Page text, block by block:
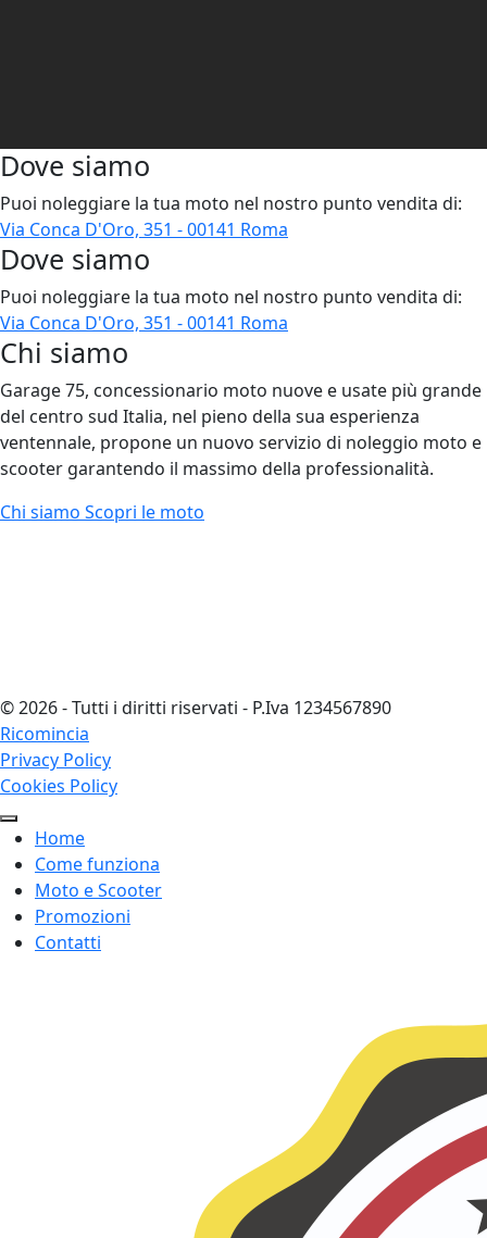
Dove siamo
Puoi noleggiare la tua moto nel nostro punto vendita di:
Via Conca D'Oro, 351 - 00141 Roma
Dove siamo
Puoi noleggiare la tua moto nel nostro punto vendita di:
Via Conca D'Oro, 351 - 00141 Roma
Chi siamo
Garage 75, concessionario moto nuove e usate più grande
del centro sud Italia, nel pieno della sua esperienza
ventennale, propone un nuovo servizio di noleggio moto e
scooter garantendo il massimo della professionalità.
Chi siamo Scopri le moto
©2026-Tutti i diritti riservati - P.Iva 1234567890
Ricomincia
Privacy Policy
Cookies Policy
Home
Come funziona
Moto e Scooter
Promozioni
Contatti